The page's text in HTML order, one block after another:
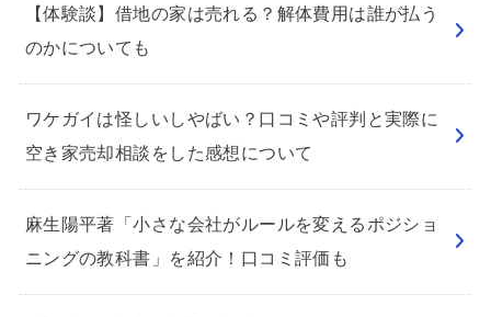
【体験談】借地の家は売れる？解体費用は誰が払う
のかについても
ワケガイは怪しいしやばい？口コミや評判と実際に
空き家売却相談をした感想について
麻生陽平著「小さな会社がルールを変えるポジショ
ニングの教科書」を紹介！口コミ評価も